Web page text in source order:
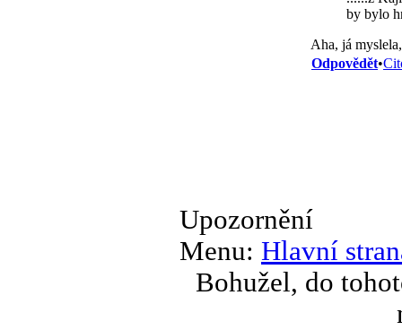
by bylo
Aha, já
Odpovědět•
Upozornění
Menu: Hlavní
Bohužel, do